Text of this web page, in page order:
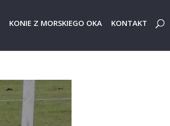
KONIE Z MORSKIEGO OKA KONTAKT